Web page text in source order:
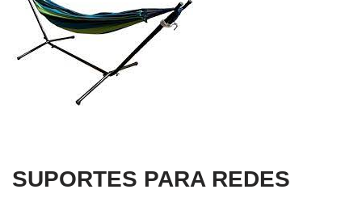
SUPORTES PARA REDES